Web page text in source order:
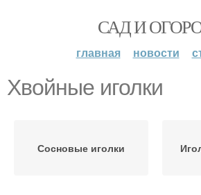
САД И
главная новости
Хвойные иголки
Сосновые иголки